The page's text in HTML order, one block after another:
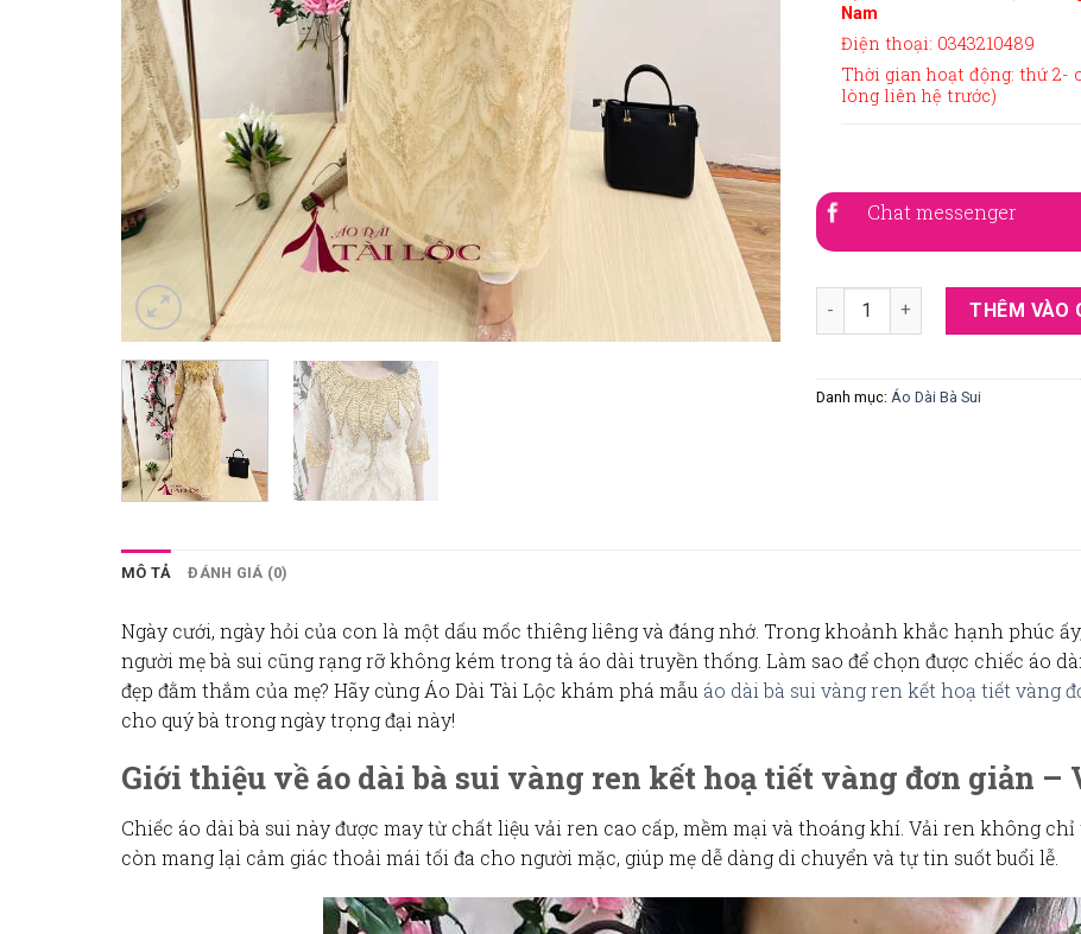
Nam
Điện thoại: 0343210489
Thời gian hoạt động: thứ 2-
lòng liên hệ trước)
Chat messenger
Áo dài bà sui vàng ren kết hoạ
THÊM VÀO
Danh mục: Áo Dài Bà Sui
MÔ TẢ ĐÁNH GIÁ (0)
Ngày cưới, ngày hỏi của con là một dấu mốc thiêng liêng và đáng nhớ. Trong khoảnh khắc hạnh phúc
người mẹ bà sui cũng rạng rỡ không kém trong tà áo dài truyền thống. Làm sao để chọn được chiếc áo
đẹp đằm thắm của mẹ? Hãy cùng Áo Dài Tài Lộc khám phá mẫu áo dài bà sui vàng ren kết hoạ tiết vàng
cho quý bà trong ngày trọng đại này!
Giới thiệu về áo dài bà sui vàng ren kết hoạ tiết vàng đơn giản –
Chiếc áo dài bà sui này được may từ chất liệu vải ren cao cấp, mềm mại và thoáng khí. Vải ren không
còn mang lại cảm giác thoải mái tối đa cho người mặc, giúp mẹ dễ dàng di chuyển và tự tin suốt buổi lễ.